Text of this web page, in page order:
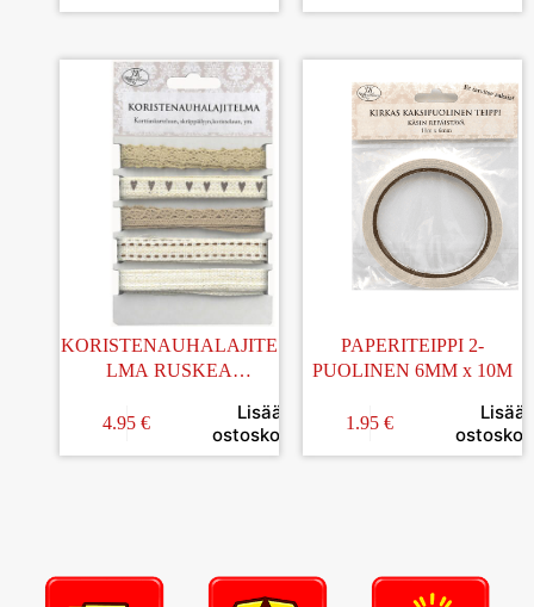
KORISTENAUHALAJITE
LMA RUSKEA
4.95 €
Lisää
ostoskoriin
PAPERITEIPPI 2-
PUOLINEN 6MM x 10M
1.95 €
Lisää